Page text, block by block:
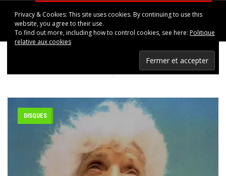
HAPPINESS IN UPPSALA
NEXT POST >
DISQUES
Privacy & Cookies: This site uses cookies. By continuing to use this
website, you agree to their use.
To find out more, including how to control cookies, see here: Politique
relative aux cookies